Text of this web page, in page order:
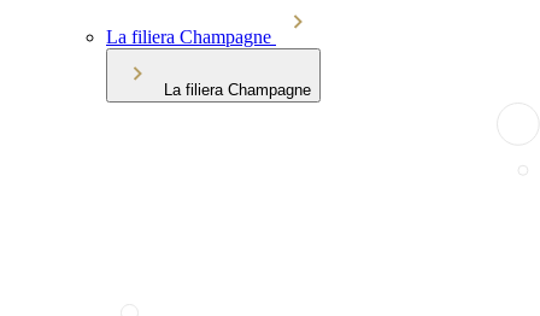
La filiera Champagne
La filiera Champagne